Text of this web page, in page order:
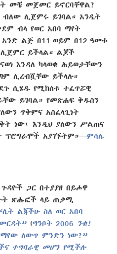
መቼ መጀመር ይኖርባቸዋል?
ሊጀምሩ ይገባል። አንዲት
ብላ የወር አበባ ማየት
ልጅ በ11 ወይም በ12 ዓመቱ
ይችላል። ልጆች
እንዳለ ካላወቁ ሕይወታቸውን
ሊረብሿቸው ይችላሉ።
ሲሄዱ የሚከሰቱ ተፈጥሯዊ
ይገባል። የመጽሐፍ ቅዱስን
ጥቅምና አስፈላጊነት
ነው፤ እንዲህ ያለውን ሥልጠና
ፕሮግራሞች አያገኙትም።​—ምሳሌ
ጉዳዮች ጋር በተያያዘ በይሖዋ
ጽሑፎች ላይ ጠቃሚ
ልጃችሁ ስለ ወር አበባ
(ግንቦት 2006
ንቁ!
ለውጥ ምንድን ነው?”
ተግባራዊ መሆን የሚችሉ